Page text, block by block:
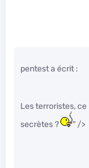
pentest a écrit :
Les terroristes,
secrètes ?
" />